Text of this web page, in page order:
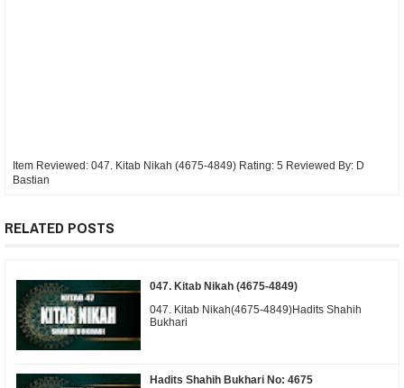
Item Reviewed: 047. Kitab Nikah (4675-4849) Rating: 5 Reviewed By: D
Bastian
RELATED POSTS
047. Kitab Nikah (4675-4849)
047. Kitab Nikah(4675-4849)Hadits Shahih
Bukhari
Hadits Shahih Bukhari No: 4675